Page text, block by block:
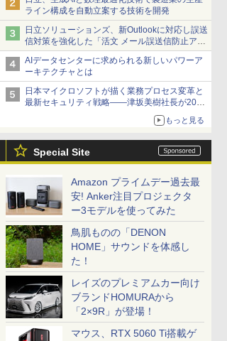
ライン構成を自動立案する技術を開発
日立ソリューションズ、新Outlookに対応し誤送
信対策を強化した「活文 メール誤送信防止アド
インサービス」を提供
AIデータセンターに求められる新しいパワーア
ーキテクチャとは
日本マイクロソフトが描く業務プロセス変革と
最新セキュリティ戦略――津坂美樹社長が2027
もっと見る
Special Site
Amazon プライムデー過去最
安! Anker注目プロジェクタ
ー3モデルを使ってみた
鳥肌ものの「DENON
HOME」サウンドを体感し
た！
レイズのプレミアムカー向け
ブランドHOMURAから
「2×9R」が登場！
マウス、RTX 5060 Ti搭載ゲ